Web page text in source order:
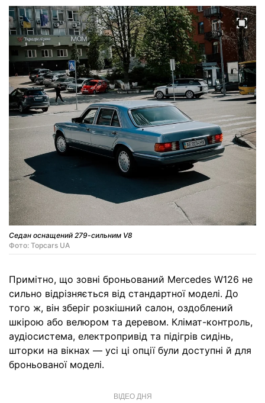
Седан оснащений 279-сильним V8
Фото: Topcars UA
Примітно, що зовні броньований Mercedes W126 не
сильно відрізняється від стандартної моделі. До
того ж, він зберіг розкішний салон, оздоблений
шкірою або велюром та деревом. Клімат-контроль,
аудіосистема, електропривід та підігрів сидінь,
шторки на вікнах — усі ці опції були доступні й для
броньованої моделі.
ВІДЕО ДНЯ